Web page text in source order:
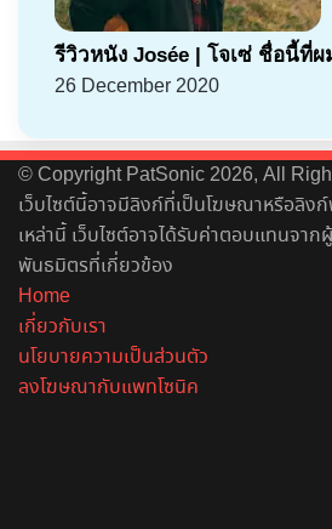
รีวิวหนัง Josée | โจเซ่ ชื่อนี้ที่ผ
26 December 2020
© Copyright PatSonic 2026, All
เว็บไซต์นี้อาจมีลิงก์ที่เป็นโฆษณาหรือลิ
เหล่านี้ เว็บไซต์อาจได้รับค่าตอบแทนจา
พันธมิตรที่เกี่ยวข้อง
Home
เกี่ยวกับเรา
นโยบายความเป็นส่วนตัว
ลงโฆษณากับแพทโซนิค